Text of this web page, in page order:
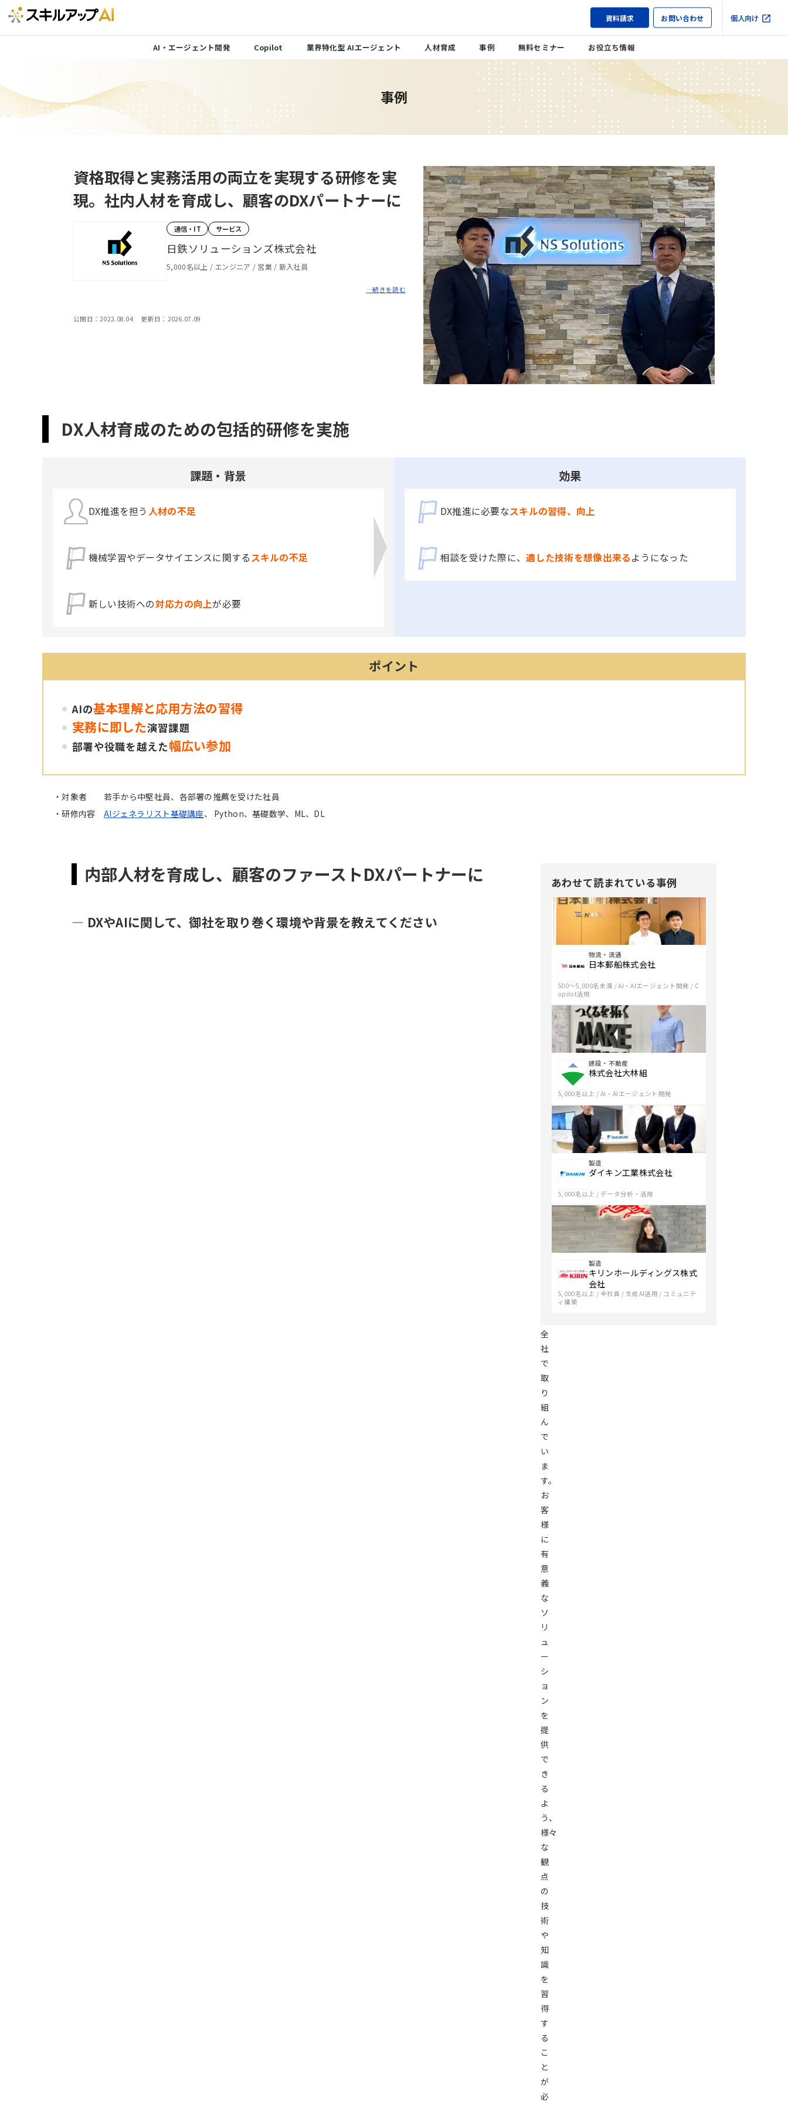
資料請求 お問い合わせ 個人向け
AI・エージェント開発 Copilot 業界特化型 AIエージェント 人材育成 事例 無料セミナー お役立ち情報
事例
資格取得と実務活用の両立を実現する研修を実
現。社内人材を育成し、顧客のDXパートナーに
通信・IT サービス
日鉄ソリューションズ株式会社
5,000名以上 / エンジニア / 営業 / 新入社員
公開日：2022.08.04更新日： 2026.07.09
DX人材育成のための包括的研修を実施
課題・背景
DX推進を担う 人材の不足
機械学習やデータサイエンスに関するスキルの不足
新しい技術への対応力の向上が必要
効果
DX推進に必要なスキルの習得、向上
相談を受けた際に、適した技術を想像出来るようになった
ポイント
AIの基本理解と応用方法の習得
実務に即した演習課題
部署や役職を越えた幅広い参加
対象者
若手から中堅社員、各部署の推薦を受けた社員
研修内容
AIジェネラリスト基礎講座、 Python、基礎数学、ML、DL
内部人材を育成し、顧客のファーストDXパートナーに
― DXやAIに関して、御社を取り巻く環境や背景を教えてください
ー」
め、
全
社
で
取
り
組
ん
で
い
ま
す。
お
客
様
に
有
意
義
な
ソ
リ
ュ
ー
シ
ョ
ン
を
提
供
で
き
る
よ
う、
様々
な
観
点
の
技
術
や
知
識
を
習
得
す
る
こ
と
が
必
あわせて読まれている事例
物流・流通
日本郵船株式会社
500〜5,000名未満 /AI・AIエージェント開発 / C
opilot活用
建設・不動産
株式会社大林組
5,000名以上 / AI・AIエージェント開発
製造
ダイキン工業株式会社
5,000名以上 / データ分析・活用
製造
キリンホールディングス株式
会社
5,000名以上 / 全社員 / 生成AI活用 / コミュニテ
ィ構築